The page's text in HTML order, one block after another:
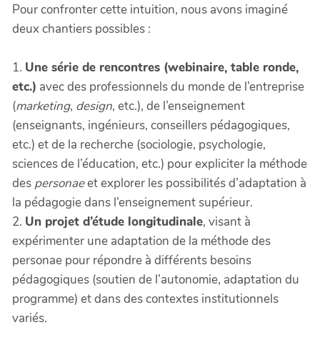
Pour confronter cette intuition, nous avons imaginé
deux chantiers possibles :
1. Une série de rencontres (webinaire, table ronde,
etc.) avec des professionnels du monde de l’entreprise
(marketing, design, etc.), de l’enseignement
(enseignants, ingénieurs, conseillers pédagogiques,
etc.) et de la recherche (sociologie, psychologie,
sciences de l’éducation, etc.) pour expliciter la méthode
des personaeet explorer les possibilités d’adaptation à
la pédagogie dans l’enseignement supérieur.
2. Un projet d’étude longitudinale, visant à
expérimenter une adaptation de la méthode des
personae pour répondre à différents besoins
pédagogiques (soutien de l’autonomie, adaptation du
programme) et dans des contextes institutionnels
variés.